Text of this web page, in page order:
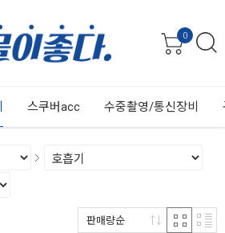
0
스쿠버acc 수중촬영/통신장비
판매량순